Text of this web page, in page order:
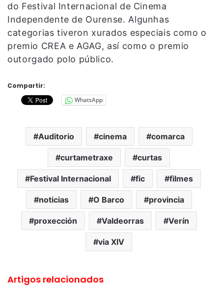
do Festival Internacional de Cinema
Independente de Ourense. Algunhas
categorias tiveron xurados especiais como o
premio CREA e AGAG, así como o premio
outorgado polo público.
Compartir:
WhatsApp
Auditorio cinema comarca
curtametraxe curtas
Festival Internacional fic filmes
noticias O Barco provincia
proxección Valdeorras Verín
via XIV
Artigos relacionados